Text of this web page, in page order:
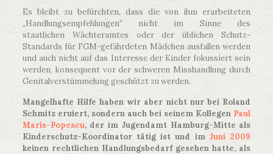
Es bleibt zu befürchten, dass die von ihm erarbeiteten
„Handlungsempfehlungen“ nicht im Sinne des
staatlichen Wächteramtes oder der üblichen Schutz-
Standards für FGM-gefährdeten Mädchen ausfallen werden
und auch nicht auf das Interesse der Kinder fokussiert sein
werden, konsequent vor der schweren Misshandlung durch
Genitalverstümmelung geschützt zu werden.
Mangelhafte Hilfe haben wir aber nicht nur bei Roland
Schmitz eruiert, sondern auch bei seinem Kollegen Paul
Maris-Popescu, der im Jugendamt Hamburg-Mitte als
Kinderschutz-Koordinator tätig ist und im Juni 2009
keinen rechtlichen Handlungsbedarf gesehen hatte, als